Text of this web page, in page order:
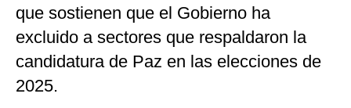
que sostienen que el Gobierno ha
excluido a sectores que respaldaron la
candidatura de Paz en las elecciones de
2025.